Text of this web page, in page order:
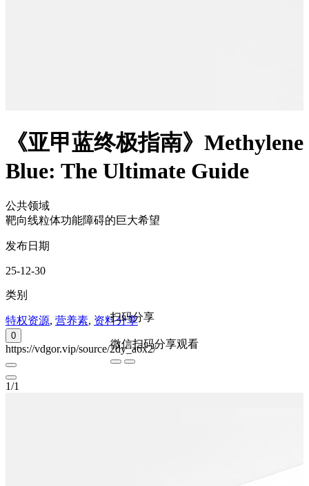
《亚甲蓝终极指南》Methylene
Blue: The Ultimate Guide
公共领域
靶向线粒体功能障碍的巨大希望
发布日期
25-12-30
类别
特权资源, 营养素, 资料分享
0
https://vdgor.vip/source/2dy_a6x2/
扫码分享
微信扫码分享观看
1/1